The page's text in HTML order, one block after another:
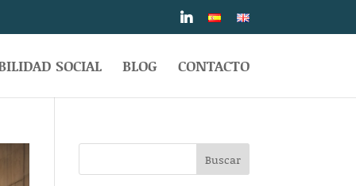
SOCIAL BLOG CONTACTO
Buscar